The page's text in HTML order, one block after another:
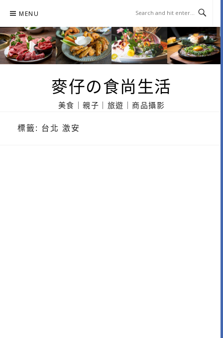
content
MENU
麥仔の食尚生活
美食｜親子｜旅遊｜商品攝影
標籤: 台北 激安